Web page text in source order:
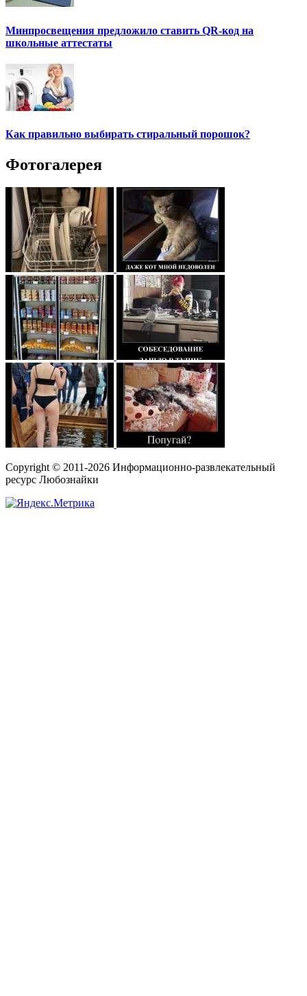
Минпросвещения предложило ставить QR-код на
школьные аттестаты
Как правильно выбирать стиральный порошок?
Фотогалерея
Copyright © 2011-2026 Информационно-развлекательный
ресурс Любознайки